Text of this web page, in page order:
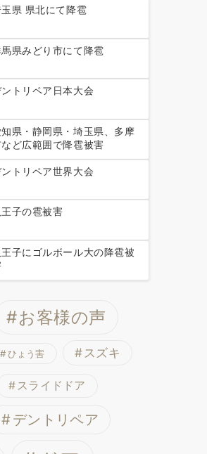
県 県北にて降雹
県みどり市にて降雹
トリペア日本大会
県・静岡県・埼玉県、多摩
ど広範囲で降雹被害
トリペア世界大会
王子の雹被害
王子にゴルボール大の降雹被
お客様の声
ひょう害 スズキ
スライドドア
デントリペア